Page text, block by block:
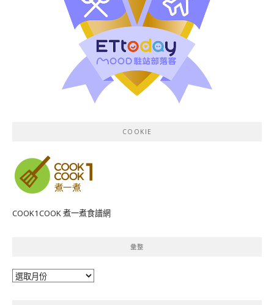
COOKIE
COOK1COOK 煮一煮食譜網
彙整
彙